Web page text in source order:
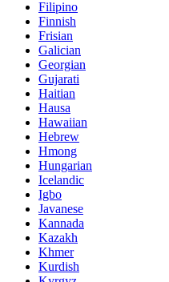
Filipino
Finnish
Frisian
Galician
Georgian
Gujarati
Haitian
Hausa
Hawaiian
Hebrew
Hmong
Hungarian
Icelandic
Igbo
Javanese
Kannada
Kazakh
Khmer
Kurdish